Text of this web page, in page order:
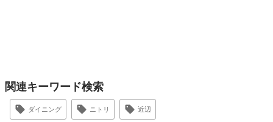
関連キーワード検索
ダイニング ニトリ 近辺